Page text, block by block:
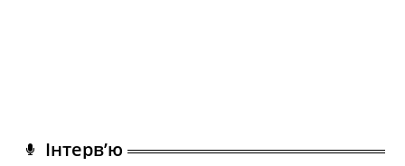
Інтерв’ю